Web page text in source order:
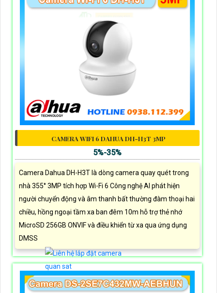
CAMERA WIFI 6 DAHUA DH-H3T 3MP
5%-35%
Camera Dahua DH-H3T là dòng camera quay quét trong
nhà 355° 3MP tích hợp Wi-Fi 6 Công nghệ AI phát hiện
người chuyển động và âm thanh bất thường đàm thoại hai
chiều, hồng ngoại tầm xa ban đêm 10m hỗ trợ thẻ nhớ
MicroSD 256GB ONVIF và điều khiển từ xa qua ứng dụng
DMSS